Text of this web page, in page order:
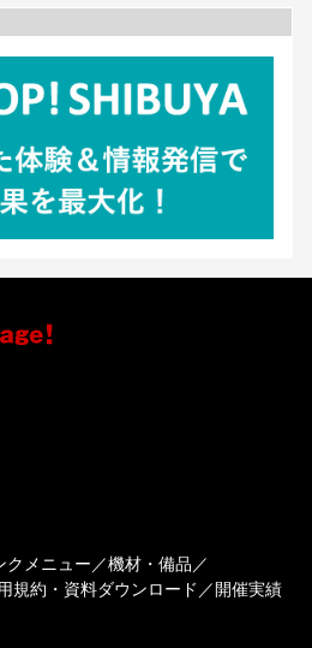
クメニュー
機材・備品
規約・資料ダウンロード 開催実績